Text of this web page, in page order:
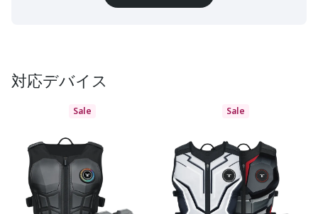
対応デバイス
Sale Sale